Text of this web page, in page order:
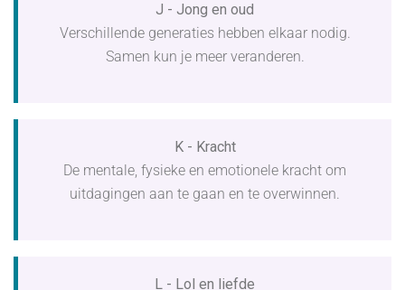
J - Jong en oud
Verschillende generaties hebben elkaar nodig.
Samen kun je meer veranderen.
K - Kracht
De mentale, fysieke en emotionele kracht om
uitdagingen aan te gaan en te overwinnen.
L - Lol en liefde